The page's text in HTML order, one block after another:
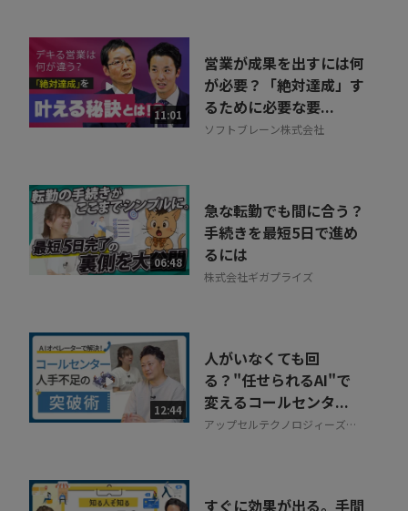
11:01
営業が成果を出すには何
が必要？「絶対達成」す
るために必要な要...
ソフトブレーン株式会社
06:48
急な転勤でも間に合う？
手続きを最短5日で進め
るには
株式会社ギガプライズ
12:44
人がいなくても回
る？"任せられるAI"で
変えるコールセンタ...
アップセルテクノロジィーズ株
すぐに効果が出る。手間